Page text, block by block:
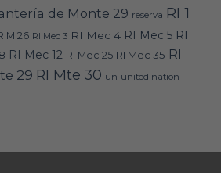
de Monte 29 reserva RI 1
26 RI Mec 3 RI Mec 4 RI Mec 5 RI
RI Mec 12 RI Mec 25 RI Mec 35 RI
29 RI Mte 30 un united nation